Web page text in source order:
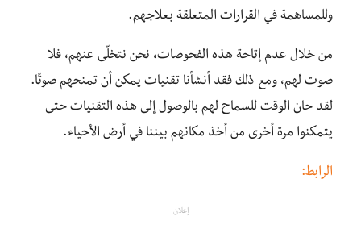
وللمساهمة في القرارات المتعلقة بعلاجهم.
من خلال عدم إتاحة هذه الفحوصات، نحن نتخلّى عنهم، فلا
صوت لهم، ومع ذلك فقد أنشأنا تقنيات يمكن أن تمنحهم صوتًا.
لقد حان الوقت للسماح لهم بالوصول إلى هذه التقنيات حتى
يتمكنوا مرة أخرى من أخذ مكانهم بيننا في أرض الأحياء.
الرابط:
إعلان